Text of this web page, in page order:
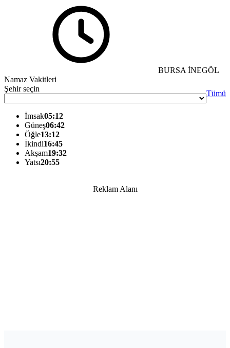
BURSA İNEGÖL
Namaz Vakitleri
Şehir seçin
Tümü
İmsak05:12
Güneş06:42
Öğle13:12
İkindi16:45
Akşam19:32
Yatsı20:55
Reklam Alanı